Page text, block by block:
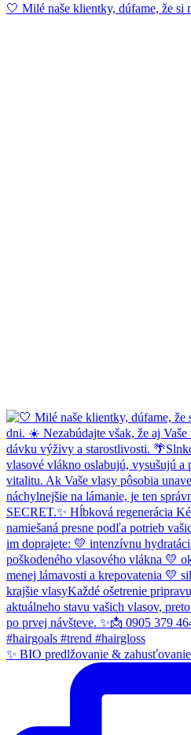
🤍 Milé naše klientky, dúfame, že si
✨ BIO predlžovanie &